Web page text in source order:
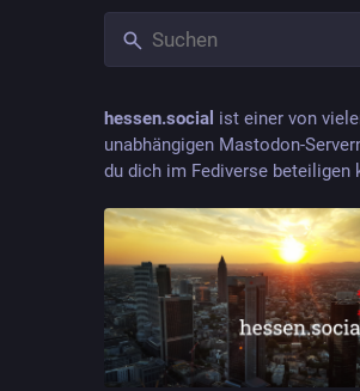
hessen.social ist einer von
unabhängigen Mastodon-
du dich im Fediverse beteiligen